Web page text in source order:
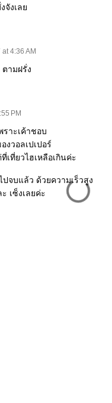
จังเลย
4:36 AM
ามฝรั่ง
PM
ราะเค้าชอบ
งวอลเปเปอร์
เที่ยวไฮเหลือเกินค่ะ
จบแล้ว ด้วยความเร็วสูง
เซ็งเลยค่ะ